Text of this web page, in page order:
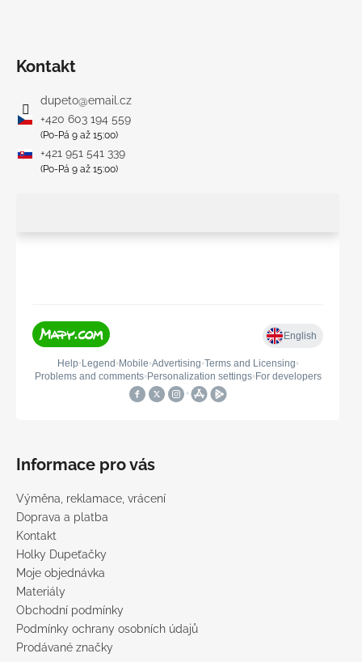
Kontakt
dupeto@email.cz
+420 603 194 559
(Po-Pá 9 až 15:00)
+421 951 541 339
(Po-Pá 9 až 15:00)
Informace pro vás
Výměna, reklamace, vrácení
Doprava a platba
Kontakt
Holky Dupeťačky
Moje objednávka
Materiály
Obchodní podmínky
Podmínky ochrany osobních údajů
Prodávané značky